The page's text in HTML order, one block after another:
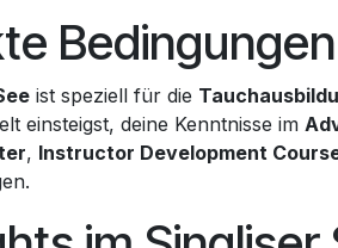
ist speziell für die
einsteigst, deine Kenntnisse im
, Instructor Development